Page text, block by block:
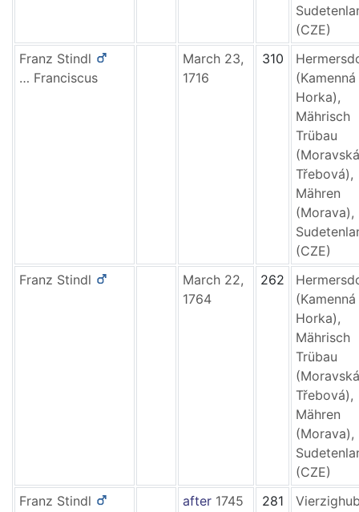
(CZE)
Franz Stindl
… Franciscus
March 23,
1716
310
(Kamenná
Horka),
Mährisch
Trübau
(Moravská
Třebová),
Mähren
(Morava),
(CZE)
Franz Stindl
March 22,
1764
262
(Kamenná
Horka),
Mährisch
Trübau
(Moravská
Třebová),
Mähren
(Morava),
(CZE)
Franz Stindl after 1745 281